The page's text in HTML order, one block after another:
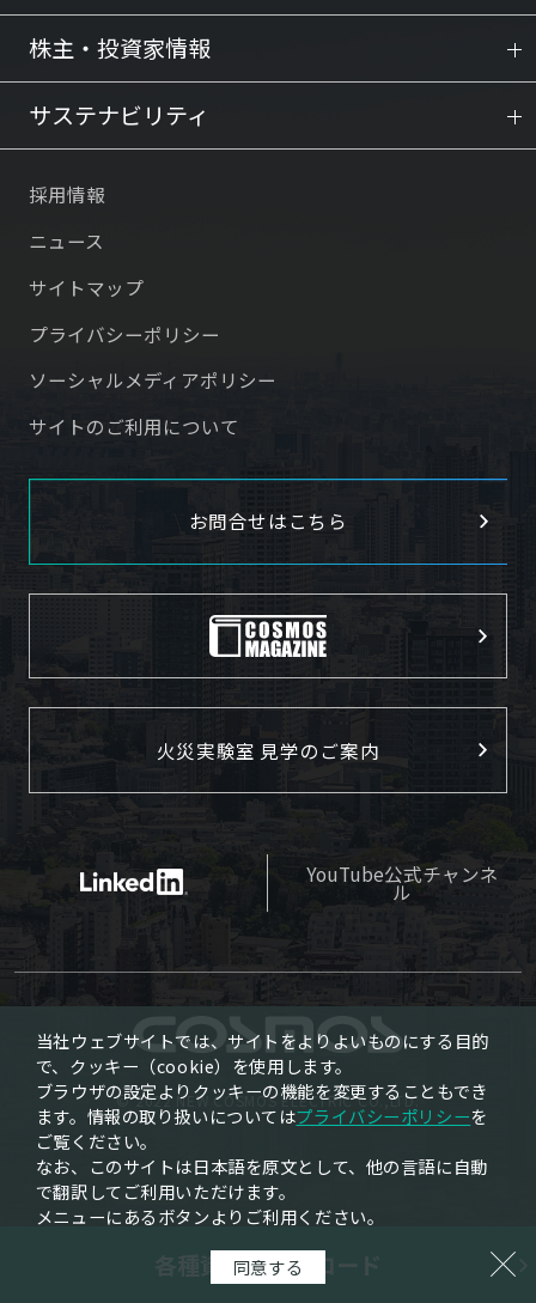
株主・投資家情報
サステナビリティ
採用情報
ニュース
サイトマップ
プライバシーポリシー
ソーシャルメディアポリシー
サイトのご利用について
お問合せはこちら
火災実験室 見学のご案内
YouTube公式チャンネ
ル
© 2022 NEW COSMOS ELECTRIC CO.,LTD.
当社ウェブサイトでは、サイトをよりよいものにする目的
で、クッキー（cookie）を使用します。
ブラウザの設定よりクッキーの機能を変更することもでき
ます。情報の取り扱いについてはプライバシーポリシーを
ご覧ください。
なお、このサイトは日本語を原文として、他の言語に自動
で翻訳してご利用いただけます。
メニューにあるボタンよりご利用ください。
同意する
各種資料ダウンロード